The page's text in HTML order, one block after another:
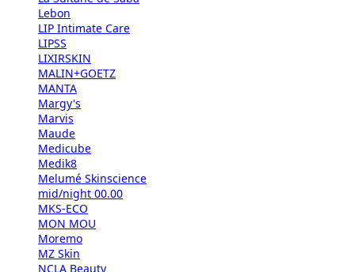
Lebon
LIP Intimate Care
LIPSS
LIXIRSKIN
MALIN+GOETZ
MANTA
Margy's
Marvis
Maude
Medicube
Medik8
Melumé Skinscience
mid/night 00.00
MKS-ECO
MON MOU
Moremo
MZ Skin
NCLA Beauty